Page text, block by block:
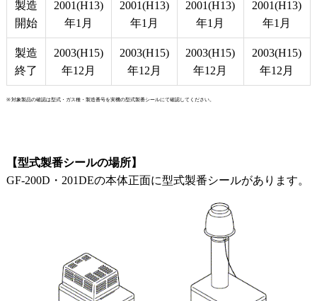
製造
開始
2001(H13)
年1月
2001(H13)
年1月
2001(H13)
年1月
2001(H13)
年1月
製造
終了
2003(H15)
年12月
2003(H15)
年12月
2003(H15)
年12月
2003(H15)
年12月
対象製品の確認は型式・ガス種・製造番号を実機の型式製番シールにて確認してください。
【型式製番シールの場所】
GF-200D・201DEの本体正面に型式製番シールがあります。